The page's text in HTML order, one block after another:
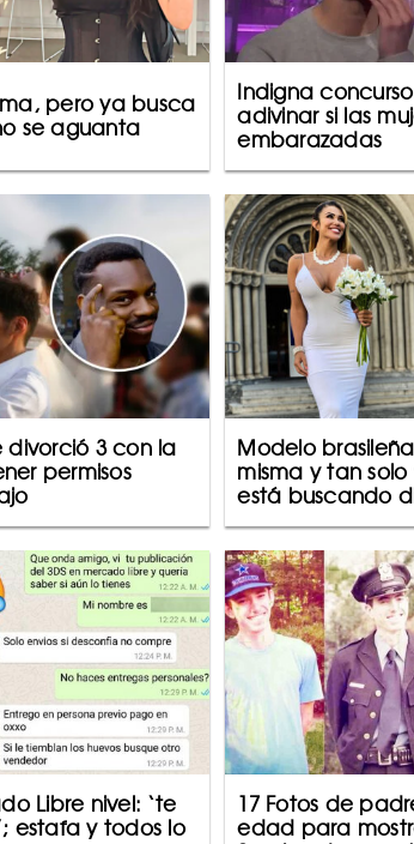
pero ya busca
se aguanta
Indigna
adivinar si las
embarazadas
divorció 3 con la
permisos
Modelo
misma y tan
está buscando
Libre nivel: ‘te
estafa y todos lo
17 Fotos de
edad para